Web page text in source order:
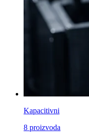
Kapacitivni
8 proizvoda